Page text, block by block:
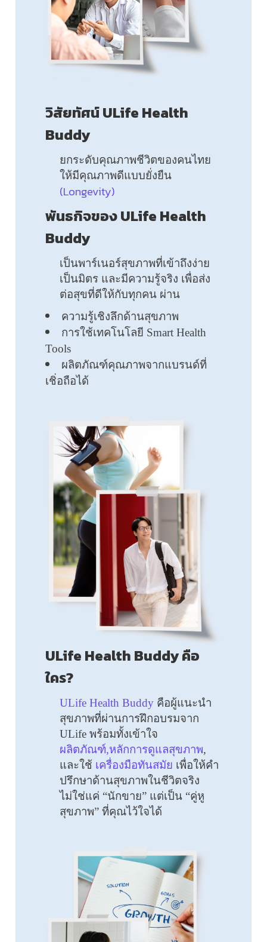
วิสัยทัศน์ ULife Health
Buddy
ยกระดับคุณภาพชีวิตของคนไทย
ให้มีคุณภาพดีแบบยั่งยืน
(Longevity)
พันธกิจของ ULife Health
Buddy
เป็นพาร์เนอร์สุขภาพที่เข้าถึงง่าย
เป็นมิตร และมีความรู้จริง เพื่อส่ง
ต่อสุขที่ดีให้กับทุกคน ผ่าน
ความรู้เชิงลึกด้านสุขภาพ
การใช้เทคโนโลยี Smart Health
Tools
ผลิตภัณฑ์คุณภาพจากแบรนด์ที่
เชิ่อถือได้
ULife Health Buddy คือ
ใคร?
ULife Health Buddyคือผู้แนะนำ
สุขภาพที่ผ่านการฝึกอบรมจาก
ULife พร้อมทั้งเข้าใจ
ผลิตภัณฑ์,หลักการดูแลสุขภาพ,
และใช้ เครื่องมือทันสมัย เพื่อให้คำ
ปรึกษาด้านสุขภาพในชีวิตจริง
ไม่ใช่แค่ “นักขาย” แต่เป็น “คู่หู
สุขภาพ” ที่คุณไว้ใจได้